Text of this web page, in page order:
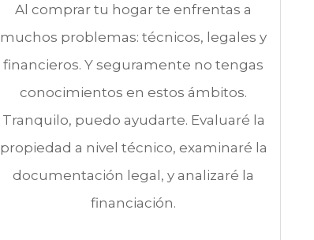
Al comprar tu hogar te enfrentas a
muchos problemas: técnicos, legales y
financieros. Y seguramente no tengas
conocimientos en estos ámbitos.
Tranquilo, puedo ayudarte. Evaluaré la
propiedad a nivel técnico, examinaré la
documentación legal, y analizaré la
financiación.